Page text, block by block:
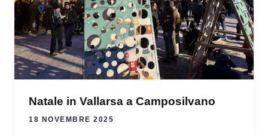
Natale in Vallarsa a Camposilvano
18 NOVEMBRE 2025